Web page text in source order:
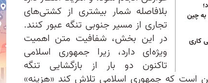
به چین
کاری
بلافاصله شمار بیشتری از کشتی‌های
تجاری از مسیر جنوبی تنگه عبور کنند.
در این بخش، شفافیت متن اهمیت
ویژه‌ای دارد، زیرا جمهوری اسلامی
تاکنون دو بار از بازگشایی تنگه
است که جمهوری اسلامی تلاش کند «هزینه‌»